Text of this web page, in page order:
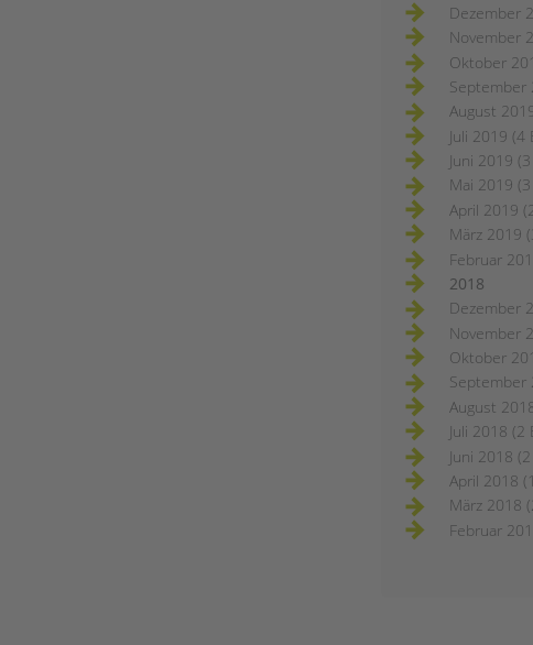
Dezember
November
Oktober
September
August
Juli 2019 (4
Juni 2019
Mai 2019
April 2019
März 2019
Februar
2018
Dezember
November
Oktober
September
August
Juli 2018 (2
Juni 2018
April 2018
März 2018
Februar